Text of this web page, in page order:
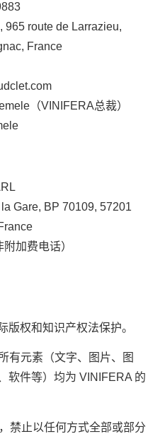
965 route de Larrazieu,
France
（VINIFERA总裁）
Gare, BP 70109, 57201
加费电话）
版权和知识产权法保护。
有元素（文字、图片、图
软件等）均为 VINIFERA 的
禁止以任何方式全部或部分